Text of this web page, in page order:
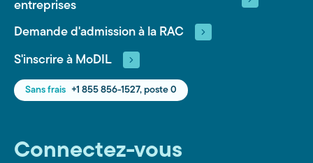
entreprises
Demande d'admission à la RAC
S'inscrire à MoDIL
Sans frais +1 855 856-1527, poste 0
Connectez-vous